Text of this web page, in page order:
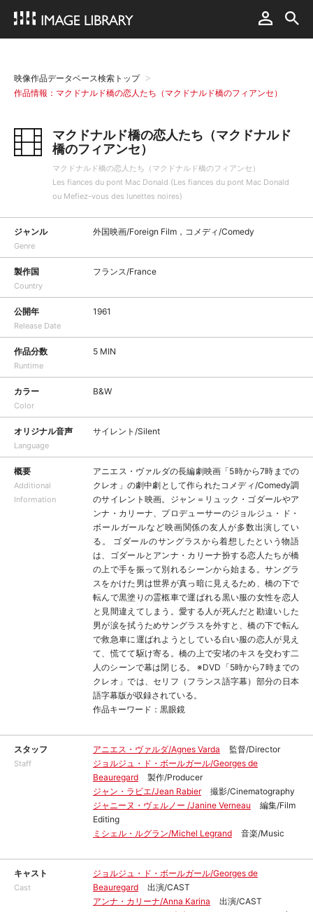
映像作品データベース検索トップ
作品情報：マクドナルド橋の恋人たち（マクドナルド橋のフィアンセ）
マクドナルド橋の恋人たち（マクドナルド
橋のフィアンセ）
マクドナルド橋の恋人たち（マクドナルド橋のフィアンセ）
Les fiances du pont Mac Donald (Les fiances du pont Mac Donald
ou Mefiez-vous des lunettes noires)
ジャンル
Genre
外国映画/Foreign Film，コメディ/Comedy
製作国
Country
フランス/France
公開年
Release Date
1961
作品分数
Runtime
5 MIN
カラー
Color
B&W
オリジナル音声
Language
サイレント/Silent
概要
Additional
Information
アニエス・ヴァルダの長編劇映画「5時から7時までの
クレオ」の劇中劇として作られたコメディ/Comedy調
のサイレント映画。ジャン＝リュック・ゴダールやア
ンナ・カリーナ、プロデューサーのジョルジュ・ド・
ボールガールなど映画関係の友人が多数出演してい
る。 ゴダールのサングラスから着想したという物語
は、ゴダールとアンナ・カリーナ扮する恋人たちが橋
の上で手を振って別れるシーンから始まる。サングラ
スをかけた男は世界が真っ暗に見えるため、橋の下で
転んで黒塗りの霊柩車で運ばれる黒い服の女性を恋人
と見間違えてしまう。愛する人が死んだと勘違いした
男が涙を拭うためサングラスを外すと、橋の下で転ん
で救急車に運ばれようとしている白い服の恋人が見え
て、慌てて駆け寄る。橋の上で安堵のキスを交わす二
人のシーンで幕は閉じる。 ※DVD「5時から7時までの
クレオ」では、セリフ（フランス語字幕）部分の日本
語字幕版が収録されている。
作品キーワード：黒眼鏡
スタッフ
Staff
アニエス・ヴァルダ/Agnes Varda
監督/Director
ジョルジュ・ド・ボールガール/Georges de
Beauregard
製作/Producer
ジャン・ラビエ/Jean Rabier
撮影/Cinematography
ジャニーヌ・ヴェルノー /Janine Verneau
編集/Film
Editing
ミシェル・ルグラン/Michel Legrand
音楽/Music
キャスト
Cast
ジョルジュ・ド・ボールガール/Georges de
Beauregard
出演/CAST
アンナ・カリーナ/Anna Karina
出演/CAST